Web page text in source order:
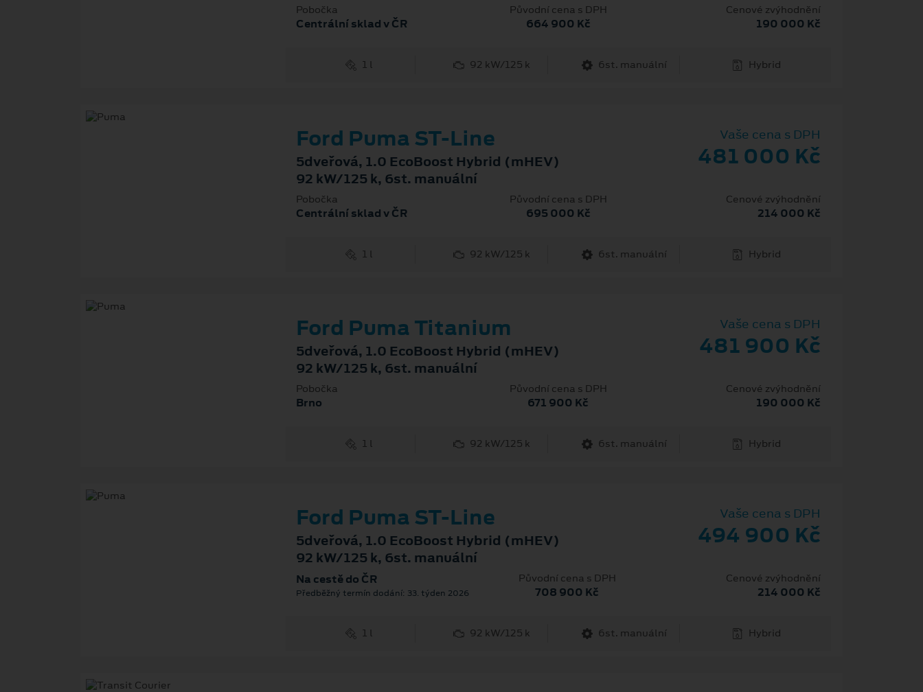
Pobočka
Centrální sklad v ČR
Původní cena s DPH
664 900 Kč
Cenové zvýhodnění
190 000 Kč
1 l 92 kW/125 k 6st. manuální Hybrid
Ford Puma ST-Line
5dveřová, 1.0 EcoBoost Hybrid (mHEV)
92 kW/125 k, 6st. manuální
Vaše cena s DPH
481 000 Kč
Pobočka
Centrální sklad v ČR
Původní cena s DPH
695 000 Kč
Cenové zvýhodnění
214 000 Kč
1 l 92 kW/125 k 6st. manuální Hybrid
Ford Puma Titanium
5dveřová, 1.0 EcoBoost Hybrid (mHEV)
92 kW/125 k, 6st. manuální
Vaše cena s DPH
481 900 Kč
Pobočka
Brno
Původní cena s DPH
671 900 Kč
Cenové zvýhodnění
190 000 Kč
1 l 92 kW/125 k 6st. manuální Hybrid
Ford Puma ST-Line
5dveřová, 1.0 EcoBoost Hybrid (mHEV)
92 kW/125 k, 6st. manuální
Vaše cena s DPH
494 900 Kč
Na cestě do ČR
Předběžný termín dodání: 33. týden 2026
Původní cena s DPH
708 900 Kč
Cenové zvýhodnění
214 000 Kč
1 l 92 kW/125 k 6st. manuální Hybrid